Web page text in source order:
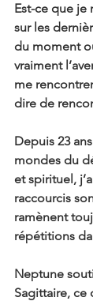
Est-ce que je
sur les
du moment
vraiment
me
dire de
Depuis 23
mondes du
et spirituel,
raccourcis
ramènent
répétitions
Neptune
Sagittaire, ce